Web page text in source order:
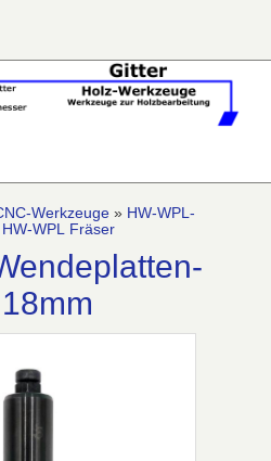
Werkzeuge » HW-WPL-
WPL Fräser